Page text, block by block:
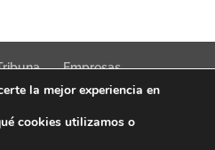
Empresas
Tendencias
la mejor experiencia en
cookies utilizamos o